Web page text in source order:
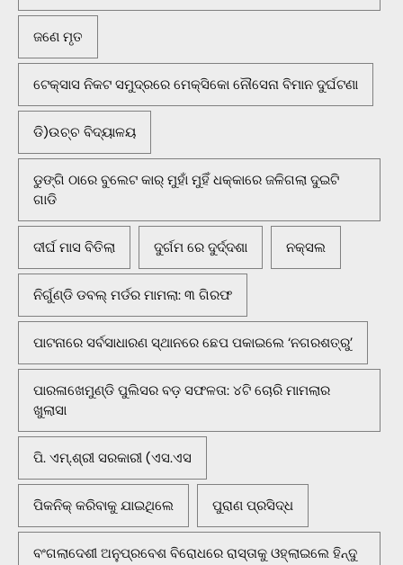
ଜଣେ ମୃତ
ଟେକ୍ସାସ ନିକଟ ସମୁଦ୍ରରେ ମେକ୍ସିକୋ ନୌସେନା ବିମାନ ଦୁର୍ଘଟଣା
ଡି)ଉଚ୍ଚ ବିଦ୍ୟାଳୟ
ଡୁଙ୍ଗି ଠାରେ ବୁଲେଟ କାର୍ ମୁହାଁ ମୁହିଁ ଧକ୍କାରେ ଜଳିଗଲା ଦୁଇଟି
ଗାଡି
ଦୀର୍ଘ ମାସ ବିତିଲା ଦୁର୍ଗମ ରେ ଦୁର୍ଦ୍ଦଶା ନକ୍ସଲ
ନିର୍ଗୁଣ୍ଡି ଡବଲ୍ ମର୍ଡର ମାମଲା: ୩ ଗିରଫ
ପାଟନାରେ ସର୍ବସାଧାରଣ ସ୍ଥାନରେ ଛେପ ପକାଇଲେ ‘ନଗରଶତ୍ରୁ’
ପାରଳାଖେମୁଣ୍ଡି ପୁଲିସର ବଡ଼ ସଫଳତା: ୪ଟି ଚୋରି ମାମଲାର
ଖୁଲାସା
ପି. ଏମ୍.ଶ୍ରୀ ସରକାରୀ (ଏସ.ଏସ
ପିକନିକ୍‌ କରିବାକୁ ଯାଇଥିଲେ ପୁରାଣ ପ୍ରସିଦ୍ଧ
ବଂଗଲାଦେଶୀ ଅନୁପ୍ରବେଶ ବିରୋଧରେ ରାସ୍ତାକୁ ଓହ୍ଲାଇଲେ ହିନ୍ଦୁ